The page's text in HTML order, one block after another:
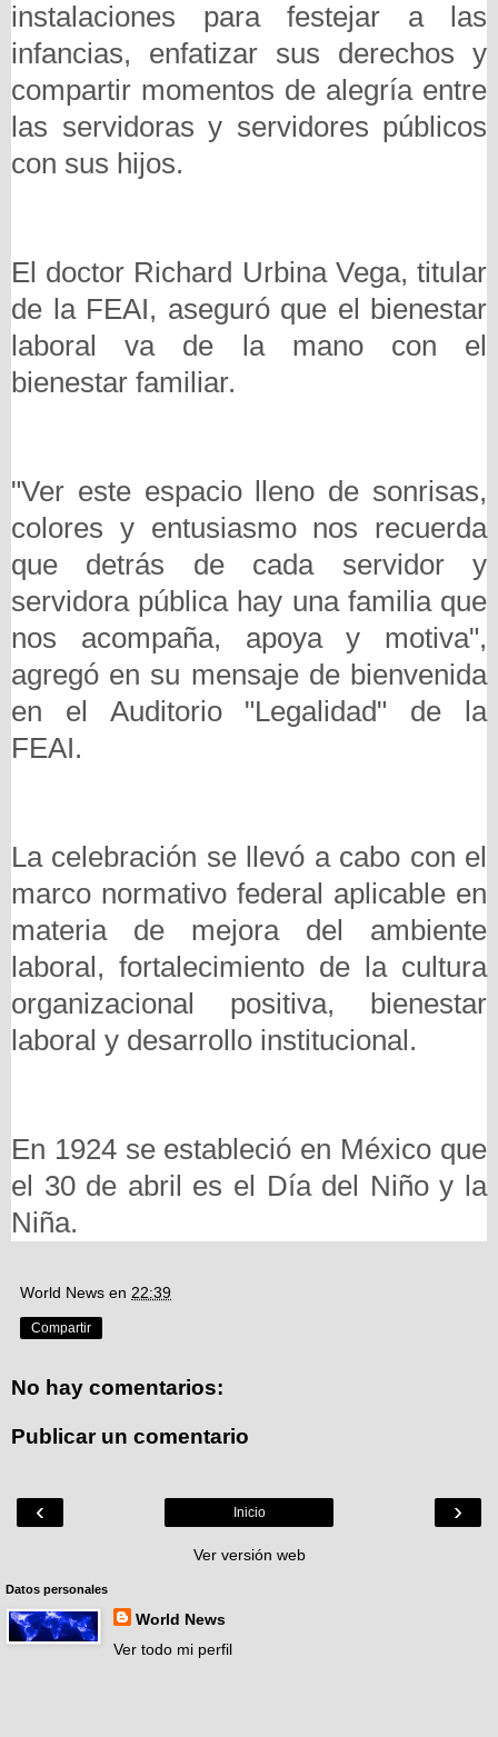
instalaciones para festejar a las
infancias, enfatizar sus derechos y
compartir momentos de alegría entre
las servidoras y servidores públicos
con sus hijos.
El doctor Richard Urbina Vega, titular
de la FEAI, aseguró que el bienestar
laboral va de la mano con el
bienestar familiar.
"Ver este espacio lleno de sonrisas,
colores y entusiasmo nos recuerda
que detrás de cada servidor y
servidora pública hay una familia que
nos acompaña, apoya y motiva",
agregó en su mensaje de bienvenida
en el Auditorio "Legalidad" de la
FEAI.
La celebración se llevó a cabo con el
marco normativo federal aplicable en
materia de mejora del ambiente
laboral, fortalecimiento de la cultura
organizacional positiva, bienestar
laboral y desarrollo institucional.
En 1924 se estableció en México que
el 30 de abril es el Día del Niño y la
Niña.
World News en 22:39
Compartir
No hay comentarios:
Publicar un comentario
‹ ›
Inicio
Ver versión web
Datos personales
World News
Ver todo mi perfil